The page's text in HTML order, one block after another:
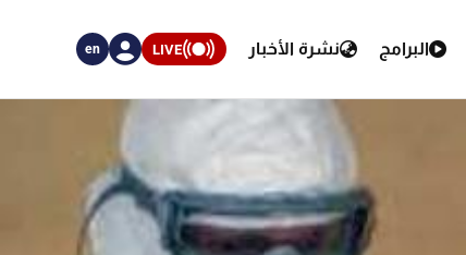
البرامج نشرة الأخبار LIVE
en